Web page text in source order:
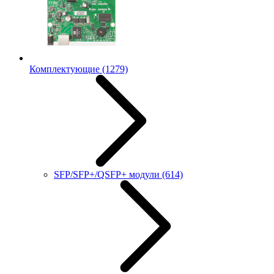
Комплектующие (1279)
SFP/SFP+/QSFP+ модули (614)